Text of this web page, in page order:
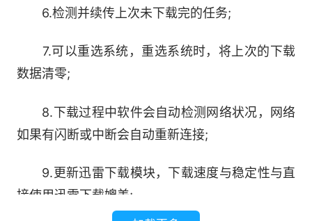
像下载窗口，系统下载完成后将自动安装系统。
6.检测并续传上次未下载完的任务;
7.可以重选系统，重选系统时，将上次的下载
数据清零;
8.下载过程中软件会自动检测网络状况，网络
如果有闪断或中断会自动重新连接;
9.更新迅雷下载模块，下载速度与稳定性与直
接使用迅雷下载媲美;